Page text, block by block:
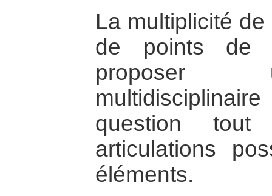
La multiplicité
de points de
proposer
question
articulations
éléments.